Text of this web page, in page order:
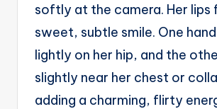
softly at the camera. Her lips
sweet, subtle smile. One
lightly on her hip, and the
slightly near her chest or
adding a charming, flirty